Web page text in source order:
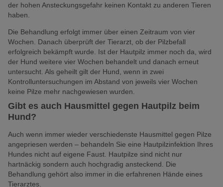
der hohen Ansteckungsgefahr keinen Kontakt zu anderen Tieren
haben.
Die Behandlung erfolgt immer über einen Zeitraum von vier
Wochen. Danach überprüft der Tierarzt, ob der Pilzbefall
erfolgreich bekämpft wurde. Ist der Hautpilz immer noch da, wird
der Hund weitere vier Wochen behandelt und danach erneut
untersucht. Als geheilt gilt der Hund, wenn in zwei
Kontrolluntersuchungen im Abstand von jeweils vier Wochen
keine Pilze mehr nachgewiesen wurden.
Gibt es auch Hausmittel gegen Hautpilz beim
Hund?
Auch wenn immer wieder verschiedenste Hausmittel gegen Pilze
angepriesen werden – behandeln Sie eine Hautpilzinfektion Ihres
Hundes nicht auf eigene Faust. Hautpilze sind nicht nur
hartnäckig sondern auch hochgradig ansteckend. Die
Behandlung gehört also immer in die erfahrenen Hände eines
Tierarztes.